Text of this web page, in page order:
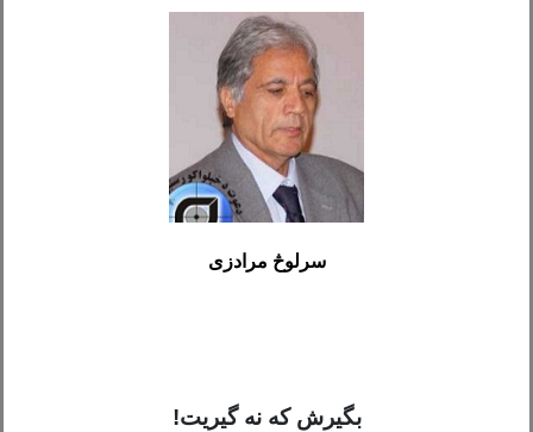
سرلوڅ مرادزی
بگیرش که نهگیریت!